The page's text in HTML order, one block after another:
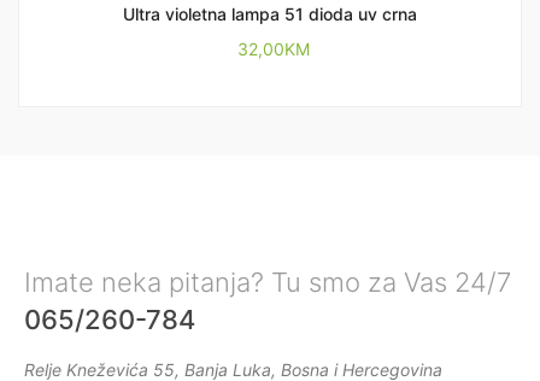
Ultra violetna lampa 51 dioda uv crna
32,00KM
Imate neka pitanja? Tu smo za Vas 24/7
065/260-784
Relje Kneževića 55, Banja Luka, Bosna i Hercegovina